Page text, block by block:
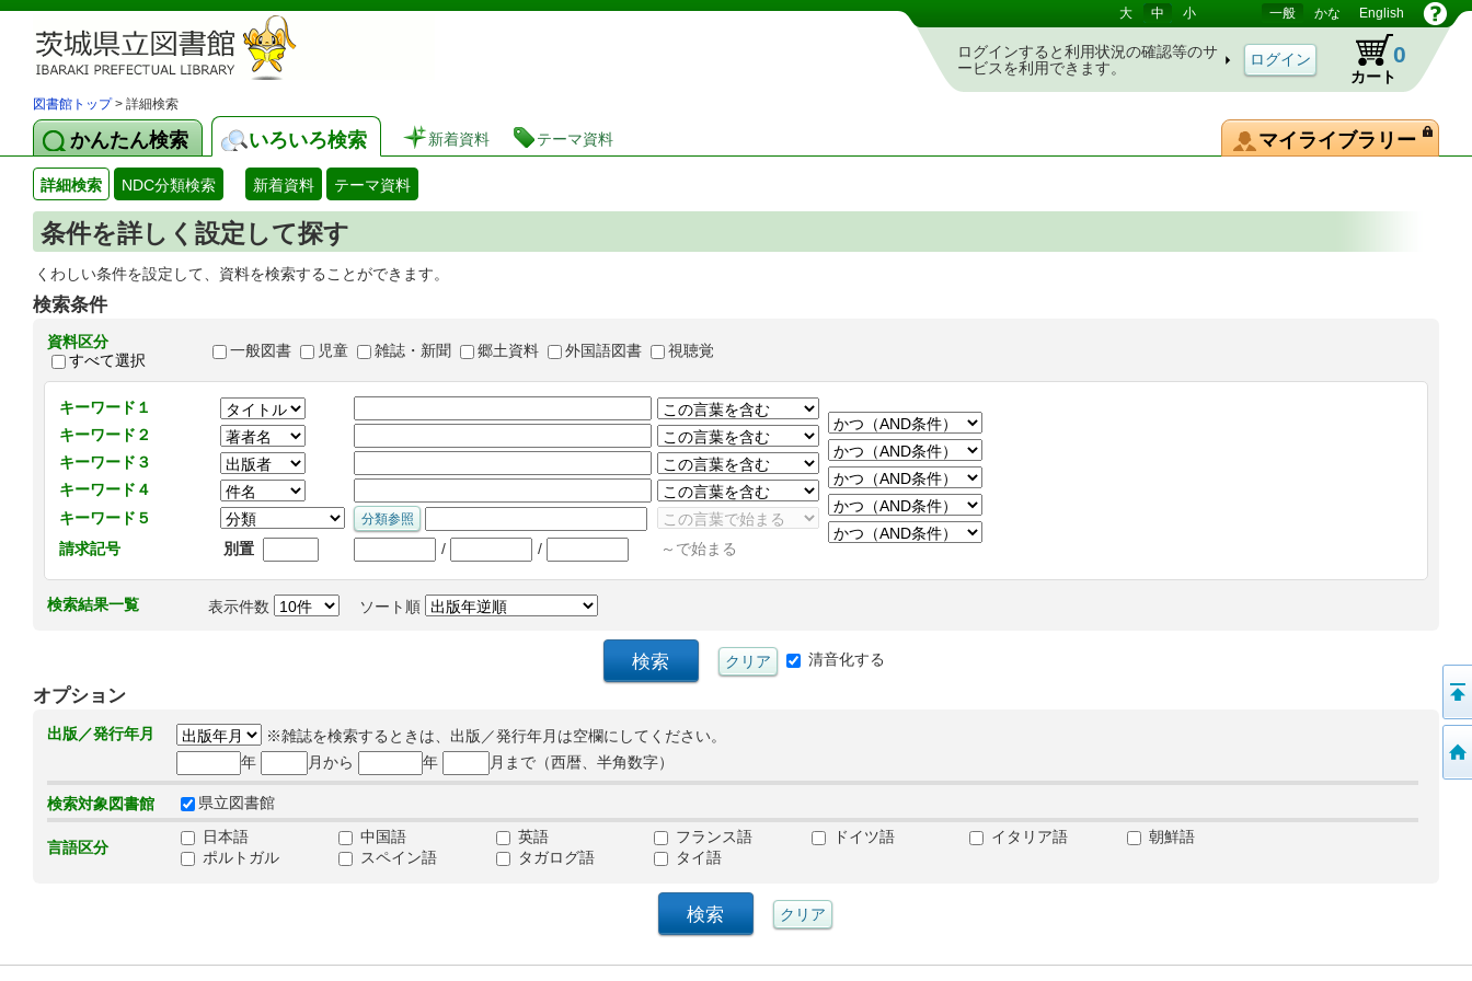
茨城県立図書館 蔵書検索・予約システム 大 中 小 一般 かな English
ログインすると利用状況の確認等のサ
ービスを利用できます。
カート
0
図書館トップ> 詳細検索
かんたん検索 いろいろ検索 新着資料 テーマ資料 マイライブラリー
詳細検索 NDC分類検索 新着資料 テーマ資料
条件を詳しく設定して探す
くわしい条件を設定して、資料を検索することができます。
検索条件
資料区分
すべて選択
一般図書 児童 雑誌・新聞 郷土資料 外国語図書 視聴覚
キーワード１
キーワード２
キーワード３
キーワード４
キーワード５
請求記号
別置 / / ～で始まる
検索結果一覧 表示件数 ソート順
清音化する
オプション
出版／発行年月
※雑誌を検索するときは、出版／発行年月は空欄にしてください。
年
月から 年 月まで（西暦、半角数字）
検索対象図書館 県立図書館
言語区分
日本語 中国語 英語 フランス語 ドイツ語 イタリア語
朝鮮語
ポルトガル
スペイン語 タガログ語 タイ語